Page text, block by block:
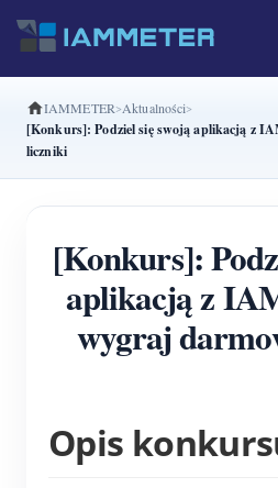
Produkty
Dwufazowy licznik
(WEM2067)
Trójfazowy licznik
Trójfazowy licznik
IAMMETER Cloud Pro
IAMMETER Aktualności
[Konkurs]: Podziel się swoją aplikacją z
liczniki
[Konkurs]:
aplikacją z
wygraj
Opis